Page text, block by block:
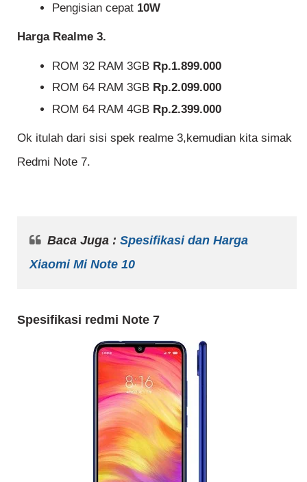
Pengisian cepat 10W
Harga Realme 3.
ROM 32 RAM 3GB Rp.1.899.000
ROM 64 RAM 3GB Rp.2.099.000
ROM 64 RAM 4GB Rp.2.399.000
Ok itulah dari sisi spek realme 3,kemudian kita simak
Redmi Note 7.
Baca Juga : Spesifikasi dan Harga
Xiaomi Mi Note 10
Spesifikasi redmi Note 7